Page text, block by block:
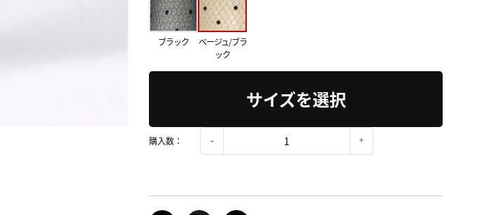
ブラック
ベージュ/ブラ
ック
サイズを選択
購入数：